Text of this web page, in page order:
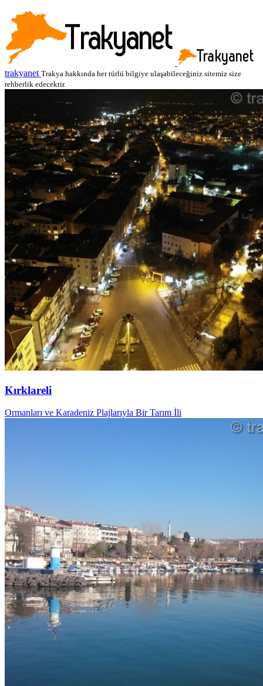
trakyanet Trakya hakkında her türlü bilgiye ulaşabileceğiniz sitemiz size
rehberlik edecektir.
Kırklareli
Ormanları ve Karadeniz Plajlarıyla Bir Tarım İli